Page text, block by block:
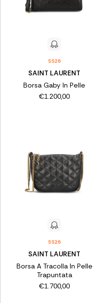
SS26
SAINT LAURENT
Borsa Gaby In Pelle
€1.200,00
SS26
SAINT LAURENT
Borsa A Tracolla In Pelle
Trapuntata
€1.700,00